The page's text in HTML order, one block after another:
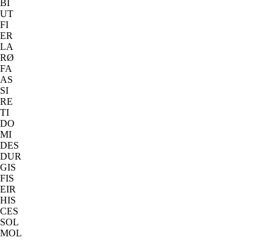
BI
UT
FI
ER
LA
RØ
FA
AS
SI
RE
TI
DO
MI
DES
DUR
GIS
FIS
EIR
HIS
CES
SOL
MOL